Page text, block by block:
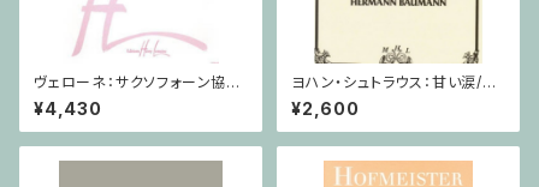
ヴェローネ：サクソフォーン協奏
曲 op.65 / アルトサクソフォー
ン,ピアノ
¥4,430
ヨハン・シュトラウス：甘い涙/ホ
ルン・ピアノ
¥2,600